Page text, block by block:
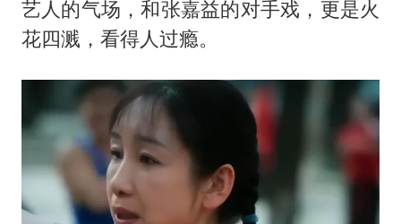
艺人的气场，和张嘉益的对手戏，更是火
花四溅，看得人过瘾。